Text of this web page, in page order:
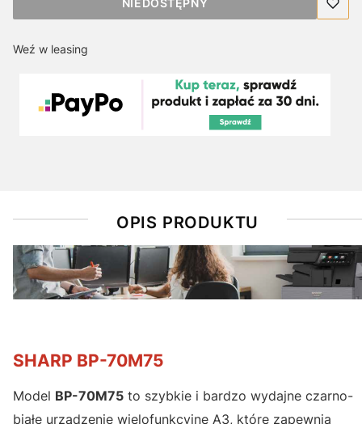
Weź w leasing
OPIS PRODUKTU
SHARP BP-70M75
Model BP-70M75 to szybkie i bardzo wydajne czarno-
białe urządzenie wielofunkcyjne A3, które zapewnia